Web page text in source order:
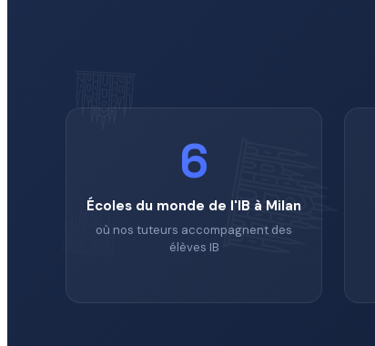
6
Écoles du monde de l'IB à Milan
où nos tuteurs accompagnent des
élèves IB